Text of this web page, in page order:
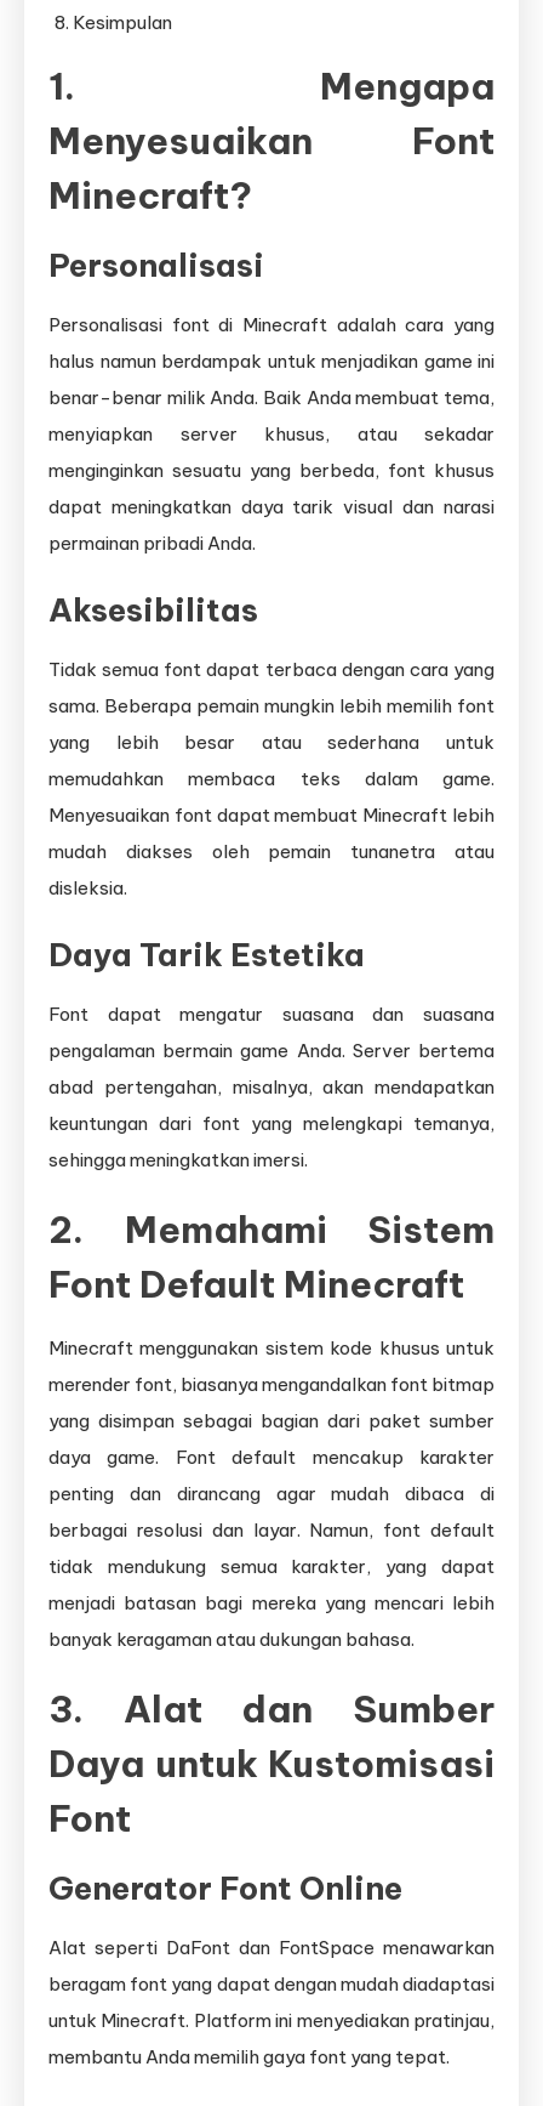
Kesimpulan
1. Mengapa
Menyesuaikan Font
Minecraft?
Personalisasi
Personalisasi font di Minecraft adalah cara yang
halus namun berdampak untuk menjadikan game ini
benar-benar milik Anda. Baik Anda membuat tema,
menyiapkan server khusus, atau sekadar
menginginkan sesuatu yang berbeda, font khusus
dapat meningkatkan daya tarik visual dan narasi
permainan pribadi Anda.
Aksesibilitas
Tidak semua font dapat terbaca dengan cara yang
sama. Beberapa pemain mungkin lebih memilih font
yang lebih besar atau sederhana untuk
memudahkan membaca teks dalam game.
Menyesuaikan font dapat membuat Minecraft lebih
mudah diakses oleh pemain tunanetra atau
disleksia.
Daya Tarik Estetika
Font dapat mengatur suasana dan suasana
pengalaman bermain game Anda. Server bertema
abad pertengahan, misalnya, akan mendapatkan
keuntungan dari font yang melengkapi temanya,
sehingga meningkatkan imersi.
2. Memahami Sistem
Font Default Minecraft
Minecraft menggunakan sistem kode khusus untuk
merender font, biasanya mengandalkan font bitmap
yang disimpan sebagai bagian dari paket sumber
daya game. Font default mencakup karakter
penting dan dirancang agar mudah dibaca di
berbagai resolusi dan layar. Namun, font default
tidak mendukung semua karakter, yang dapat
menjadi batasan bagi mereka yang mencari lebih
banyak keragaman atau dukungan bahasa.
3. Alat dan Sumber
Daya untuk Kustomisasi
Font
Generator Font Online
Alat seperti DaFont dan FontSpace menawarkan
beragam font yang dapat dengan mudah diadaptasi
untuk Minecraft. Platform ini menyediakan pratinjau,
membantu Anda memilih gaya font yang tepat.